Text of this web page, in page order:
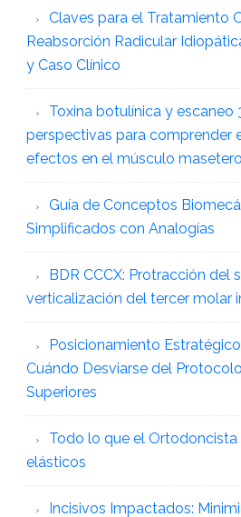
Claves para el Tratamiento
Reabsorción Radicular
y Caso Clínico
Toxina botulínica y escaneo
perspectivas para comprender
efectos en el músculo masetero
Guía de Conceptos
Simplificados con Analogías
BDR CCCX: Protracción del
verticalización del tercer molar
Posicionamiento
Cuándo Desviarse del
Superiores
Todo lo que el
elásticos
Incisivos Impactados: